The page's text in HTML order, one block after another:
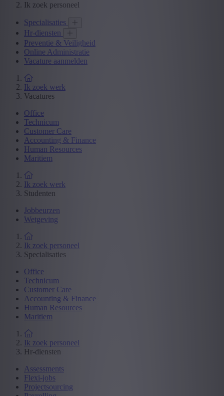
Ik zoek personeel
Specialisaties
Hr-diensten
Preventie & Veiligheid
Online Administratie
Vacature aanmelden
Ik zoek werk
Vacatures
Office
Technicum
Customer Care
Accounting & Finance
Human Resources
Maritiem
Ik zoek werk
Studenten
Jobbeurzen
Wetgeving
Ik zoek personeel
Specialisaties
Office
Technicum
Customer Care
Accounting & Finance
Human Resources
Maritiem
Ik zoek personeel
Hr-diensten
Assessments
Flexi-jobs
Projectsourcing